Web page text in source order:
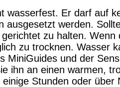
wasserfest. Er darf auf
ausgesetzt werden.
zu halten.
zu trocknen. Wasser
MiniGuides und der
ihn an einen warmen,
Stunden oder über